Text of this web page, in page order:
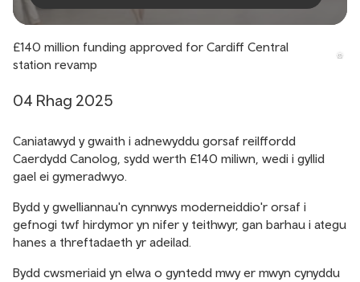
£140 million funding approved for Cardiff Central
station revamp
04 Rhag 2025
Caniatawyd y gwaith i adnewyddu gorsaf reilffordd
Caerdydd Canolog, sydd werth £140 miliwn, wedi i gyllid
gael ei gymeradwyo.
Bydd y gwelliannau'n cynnwys moderneiddio'r orsaf i
gefnogi twf hirdymor yn nifer y teithwyr, gan barhau i ategu
hanes a threftadaeth yr adeilad.
Bydd cwsmeriaid yn elwa o gyntedd mwy er mwyn cynyddu